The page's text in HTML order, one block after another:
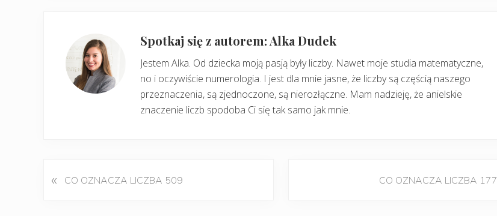
Spotkaj się z autorem: Alka Dudek
Jestem Alka. Od dziecka moją pasją były liczby. Nawet moje studia matematyczne,
no i oczywiście numerologia. I jest dla mnie jasne, że liczby są częścią naszego
przeznaczenia, są zjednoczone, są nierozłączne. Mam nadzieję, że anielskie
znaczenie liczb spodoba Ci się tak samo jak mnie.
P
« CO OZNACZA LICZBA 509 CO OZNACZA LICZBA 177